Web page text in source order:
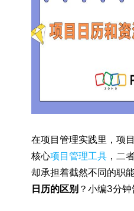
在项目管理实践里，项
核心项目管理工具，二
却承担着截然不同的职
日历的区别 ？小编3分钟